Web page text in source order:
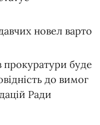
новел варто
прокуратури буде
до вимог
Ради